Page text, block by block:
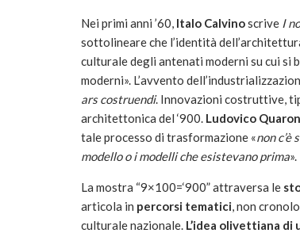
Nei primi anni ’60, Italo Calvinoscrive I
sottolineare che l’identità
culturale degli antenati moderni su cui si
moderni». L’avvento
ars costruendi. Innovazioni costruttive,
architettonica del ‘900. Ludovico
tale processo di trasformazione «non
modello o i modelli che esistevano prima».
La mostra “9×100=‘900” attraversa le
articola in percorsi tematici, non
culturale nazionale. L’idea olivettiana di